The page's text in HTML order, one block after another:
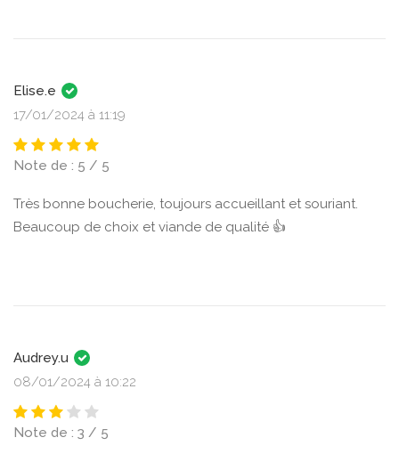
Elise.e
17/01/2024 à 11:19
Note de : 5 / 5
Très bonne boucherie, toujours accueillant et souriant.
Beaucoup de choix et viande de qualité 👍
Audrey.u
08/01/2024 à 10:22
Note de : 3 / 5